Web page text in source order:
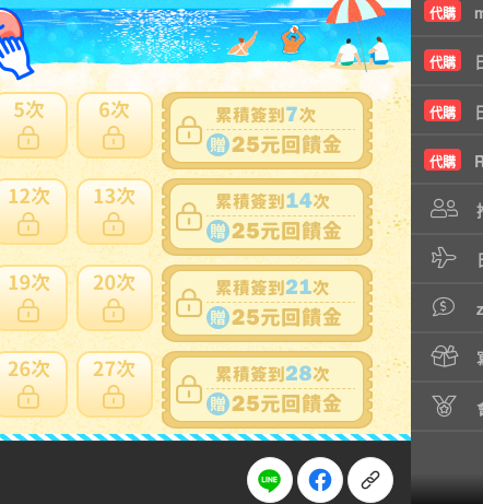
代購
代購
代購
代購
ーツ★ブレスレット パワーストーン